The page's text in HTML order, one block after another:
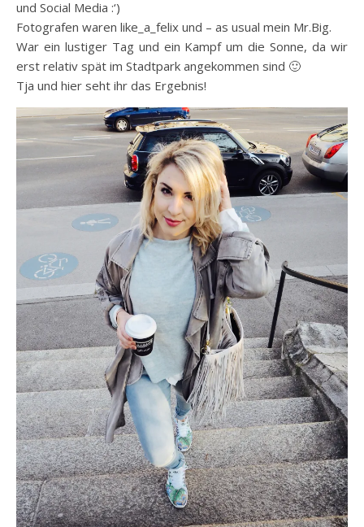
und Social Media :‘)
Fotografen waren like_a_felix und – as usual mein Mr.Big.
War ein lustiger Tag und ein Kampf um die Sonne, da wir
erst relativ spät im Stadtpark angekommen sind 🙂
Tja und hier seht ihr das Ergebnis!